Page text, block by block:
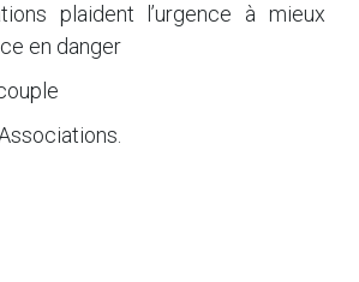
plaident l’urgence à mieux
en danger